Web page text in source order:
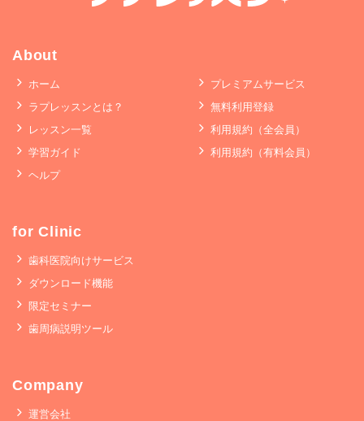
About
ホーム
ラプレッスンとは？
レッスン一覧
学習ガイド
ヘルプ
プレミアムサービス
無料利用登録
利用規約（全会員）
利用規約（有料会員）
for Clinic
歯科医院向けサービス
ダウンロード機能
限定セミナー
歯周病説明ツール
Company
運営会社